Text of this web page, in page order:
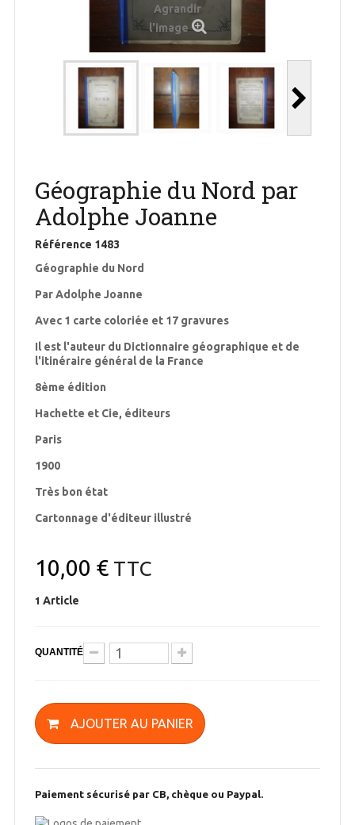
Agrandir
l'image
Géographie du Nord par
Adolphe Joanne
Référence 1483
Géographie du Nord
Par Adolphe Joanne
Avec 1 carte coloriée et 17 gravures
Il est l'auteur du Dictionnaire géographique et de
l'itinéraire général de la France
8ème édition
Hachette et Cie, éditeurs
Paris
1900
Très bon état
Cartonnage d'éditeur illustré
10,00 €TTC
1 Article
QUANTITÉ
AJOUTER AU PANIER
Paiement sécurisé par CB, chèque ou Paypal.